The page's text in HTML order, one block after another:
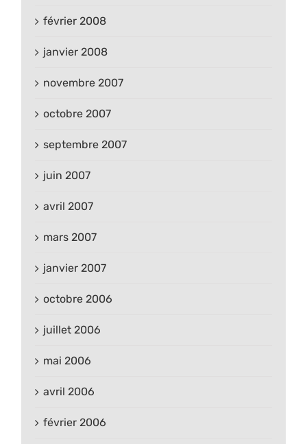
février 2008
janvier 2008
novembre 2007
octobre 2007
septembre 2007
juin 2007
avril 2007
mars 2007
janvier 2007
octobre 2006
juillet 2006
mai 2006
avril 2006
février 2006